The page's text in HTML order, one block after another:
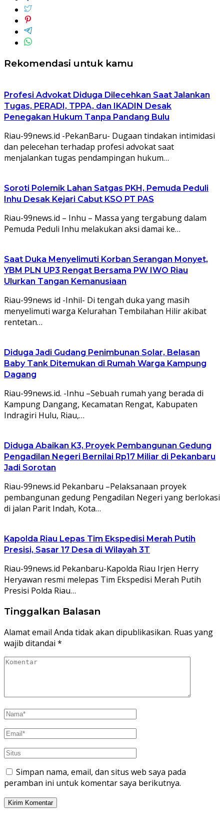
Rekomendasi untuk kamu
Profesi Advokat Diduga Dilecehkan Saat Jalankan
Tugas, PERADI, TPPA, dan IKADIN Desak
Penegakan Hukum Tanpa Pandang Bulu
Riau-99news.id -PekanBaru- Dugaan tindakan intimidasi
dan pelecehan terhadap profesi advokat saat
menjalankan tugas pendampingan hukum…
Soroti Polemik Lahan Satgas PKH, Pemuda Peduli
Inhu Desak Kejari Cabut KSO PT PAS
Riau-99news.id – Inhu – Massa yang tergabung dalam
Pemuda Peduli Inhu melakukan aksi damai ke…
Saat Duka Menyelimuti Korban Serangan Monyet,
YBM PLN UP3 Rengat Bersama PW IWO Riau
Ulurkan Tangan Kemanusiaan
Riau-99news id -Inhil- Di tengah duka yang masih
menyelimuti warga Kelurahan Tembilahan Hilir akibat
rentetan…
Diduga Jadi Gudang Penimbunan Solar, Belasan
Baby Tank Ditemukan di Rumah Warga Kampung
Dagang
Riau-99news.id. -Inhu –Sebuah rumah yang berada di
Kampung Dangang, Kecamatan Rengat, Kabupaten
Indragiri Hulu, Riau,…
Diduga Abaikan K3, Proyek Pembangunan Gedung
Pengadilan Negeri Bernilai Rp17 Miliar di Pekanbaru
Jadi Sorotan
Riau-99news.id Pekanbaru –Pelaksanaan proyek
pembangunan gedung Pengadilan Negeri yang berlokasi
di jalan Parit Indah, Kota…
Kapolda Riau Lepas Tim Ekspedisi Merah Putih
Presisi, Sasar 17 Desa di Wilayah 3T
Riau-99news.id Pekanbaru-Kapolda Riau Irjen Herry
Heryawan resmi melepas Tim Ekspedisi Merah Putih
Presisi Polda Riau…
Tinggalkan Balasan
Alamat email Anda tidak akan dipublikasikan. Ruas yang
wajib ditandai *
Simpan nama, email, dan situs web saya pada
peramban ini untuk komentar saya berikutnya.